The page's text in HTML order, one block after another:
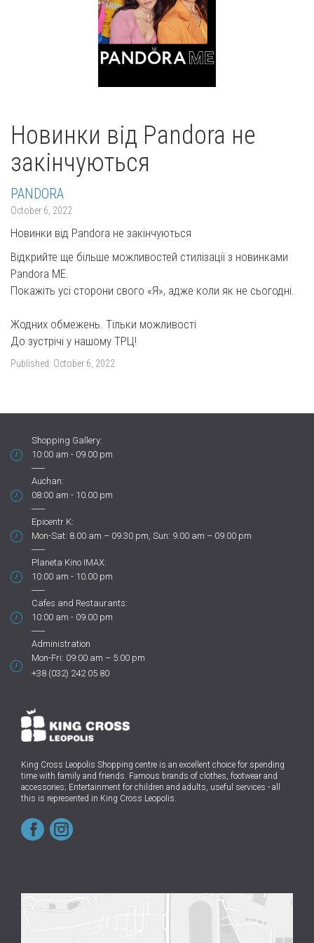
Новинки від Pandora не
закінчуються
PANDORA
October 6, 2022
Новинки від Pandora не закінчуються
Відкрийте ще більше можливостей стилізації з новинками
Pandora ME.
Покажіть усі сторони свого «Я», адже коли як не сьогодні.
Жодних обмежень. Тільки можливості
До зустрічі у нашому ТРЦ!
Published: October 6, 2022
Shopping Gallery:
10:00 am - 09.00 pm
Auchan:
08:00 am - 10.00 pm
Epicentr K:
Mon-Sat: 8.00 am – 09.30 pm, Sun: 9.00 am – 09.00 pm
Planeta Kino IMAX:
10:00 am - 10.00 pm
Cafes and Restaurants:
10:00 am - 09.00 pm
Administration
Mon-Fri: 09:00 am – 5:00 pm
+38 (032) 242 05 80
King Cross Leopolis Shopping centre is an excellent choice for spending
time with family and friends. Famous brands of clothes, footwear and
accessories; Entertainment for children and adults, useful services - all
this is represented in King Cross Leopolis.